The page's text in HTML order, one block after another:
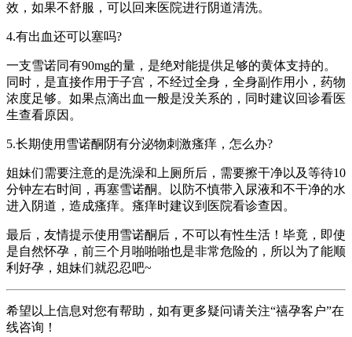
效，如果不舒服，可以回来医院进行阴道清洗。
4.有出血还可以塞吗?
一支雪诺同有90mg的量，是绝对能提供足够的黄体支持的。
同时，是直接作用于子宫，不经过全身，全身副作用小，药物
浓度足够。如果点滴出血一般是没关系的，同时建议回诊看医
生查看原因。
5.长期使用雪诺酮阴有分泌物刺激瘙痒，怎么办?
姐妹们需要注意的是洗澡和上厕所后，需要擦干净以及等待10
分钟左右时间，再塞雪诺酮。以防不慎带入尿液和不干净的水
进入阴道，造成瘙痒。瘙痒时建议到医院看诊查因。
最后，友情提示使用雪诺酮后，不可以有性生活！毕竟，即使
是自然怀孕，前三个月啪啪啪也是非常危险的，所以为了能顺
利好孕，姐妹们就忍忍吧~
希望以上信息对您有帮助，如有更多疑问请关注“禧孕客户”在
线咨询！